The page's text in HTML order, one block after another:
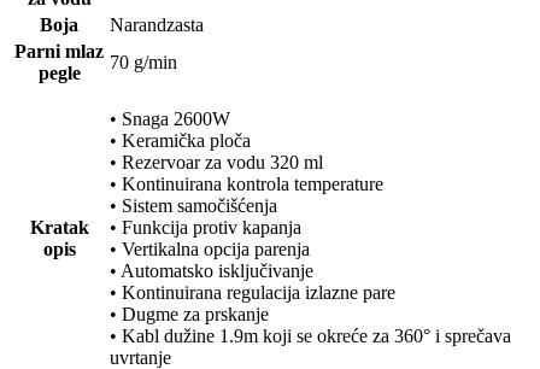
Boja
Narandzasta
Parni mlaz
pegle
70 g/min
Kratak
opis
• Snaga 2600W
• Keramička ploča
• Rezervoar za vodu 320 ml
• Kontinuirana kontrola temperature
• Sistem samočišćenja
• Funkcija protiv kapanja
• Vertikalna opcija parenja
• Automatsko isključivanje
• Kontinuirana regulacija izlazne pare
• Dugme za prskanje
• Kabl dužine 1.9m koji se okreće za 360° i sprečava
uvrtanje